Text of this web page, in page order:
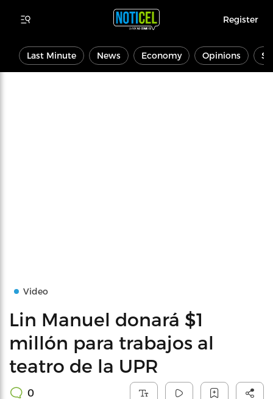
Register
Last Minute News Economy Opinions
Video
Lin Manuel donará $1
millón para trabajos al
teatro de la UPR
0